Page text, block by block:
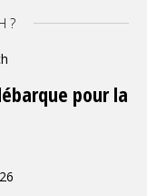
?
pour la